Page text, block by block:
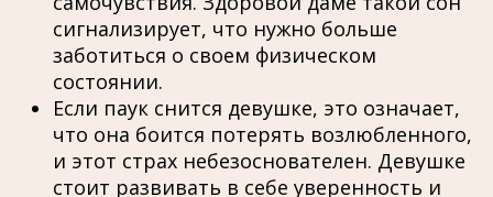
сигнализирует, что нужно больше
заботиться о своем физическом
состоянии.
Если паук снится девушке, это означает,
что она боится потерять возлюбленного,
и этот страх небезоснователен. Девушке
стоит развивать в себе уверенность и